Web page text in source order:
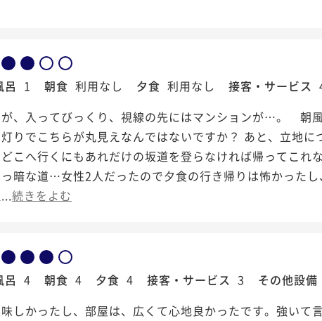
呂 1 朝食 利用なし 夕食 利用なし 接客・サービス
、入ってびっくり、視線の先にはマンションが…。 朝
りでこちらが丸見えなんではないですか？ あと、立地
こへ行くにもあれだけの坂道を登らなければ帰ってこれ
暗な道…女性2人だったので夕食の行き帰りは怖かった
続きをよむ
呂 4 朝食 4 夕食 4 接客・サービス 3 その他設備
しかったし、部屋は、広くて心地良かったです。強いて